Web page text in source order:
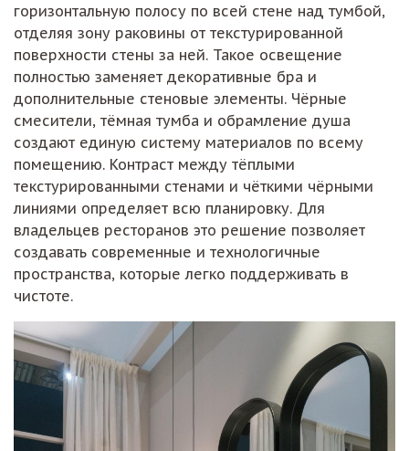
горизонтальную полосу по всей стене над тумбой,
отделяя зону раковины от текстурированной
поверхности стены за ней. Такое освещение
полностью заменяет декоративные бра и
дополнительные стеновые элементы. Чёрные
смесители, тёмная тумба и обрамление душа
создают единую систему материалов по всему
помещению. Контраст между тёплыми
текстурированными стенами и чёткими чёрными
линиями определяет всю планировку. Для
владельцев ресторанов это решение позволяет
создавать современные и технологичные
пространства, которые легко поддерживать в
чистоте.